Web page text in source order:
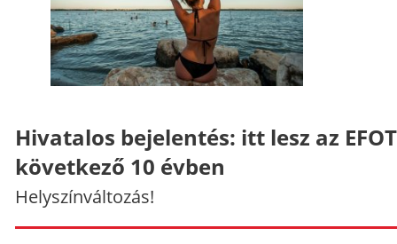
Hivatalos bejelentés: itt lesz az
következő 10 évben
Helyszínváltozás!